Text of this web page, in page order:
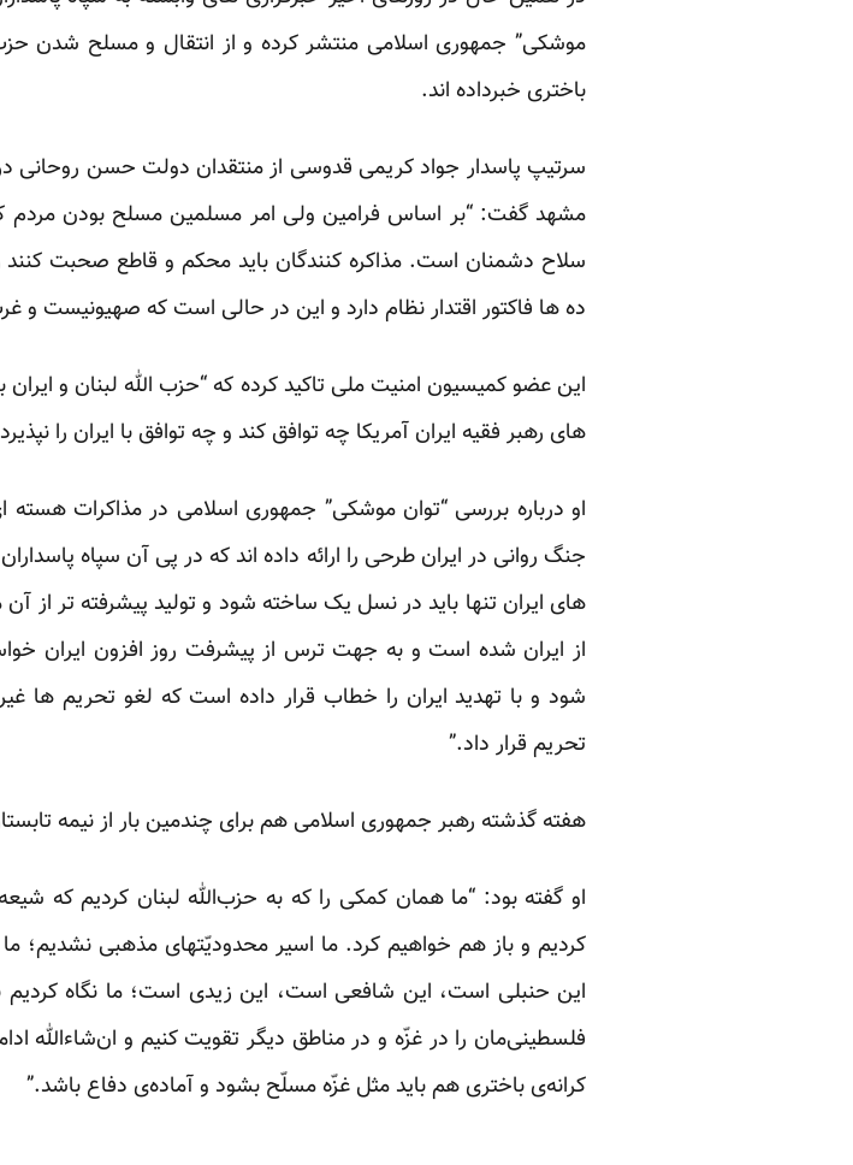
موشکی” جمهوری اسلامی منتشر کرده و از انتقال و مسلح شدن
باختری خبرداده اند.
سرتیپ پاسدار جواد کریمی قدوسی از منتقدان دولت حسن
مشهد گفت: “بر اساس فرامین ولی امر مسلمین مسلح بودن مردم
سلاح دشمنان است. مذاکره کنندگان باید محکم و قاطع صحبت کنند
ده ها فاکتور اقتدار نظام دارد و این در حالی است که صهیونیست و
این عضو کمیسیون امنیت ملی تاکید کرده که “حزب الله لبنان و
های رهبر فقیه ایران آمریکا چه توافق کند و چه توافق با ایران را
او درباره بررسی “توان موشکی” جمهوری اسلامی در مذاکرات
جنگ روانی در ایران طرحی را ارائه داده اند که در پی آن سپاه
های ایران تنها باید در نسل یک ساخته شود و تولید پیشرفته تر از
از ایران شده است و به جهت ترس از پیشرفت روز افزون ایران
شود و با تهدید ایران را خطاب قرار داده است که لغو تحریم ها
تحریم قرار داد.”
هفته گذشته رهبر جمهوری اسلامی هم برای چندمین بار از نیمه
او گفته بود: “ما همان کمکی را که به حزب‌الله لبنان کردیم که
کردیم و باز هم خواهیم کرد. ما اسیر محدودیّتهای مذهبی
این حنبلی است، این شافعی است، این زیدی است؛ ما نگاه
فلسطینی‌مان را در غزّه و در مناطق دیگر تقویت کنیم و ان‌شاءالله
کرانه‌ی باختری هم باید مثل غزّه مسلّح بشود و آماده‌ی دفاع باشد.”